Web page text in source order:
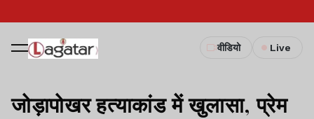
वीडियो Live
जोड़ापोखर हत्याकांड में खुलासा, प्रेम